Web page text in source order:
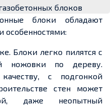
блоков
блоки обладают
Блоки легко пилятся с
ножовки по дереву.
с подгонкой
стен может
даже неопытный